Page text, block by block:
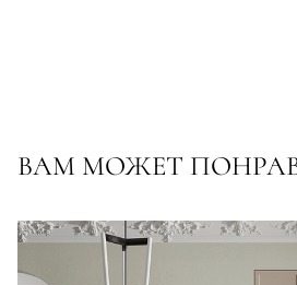
ВАМ МОЖЕТ